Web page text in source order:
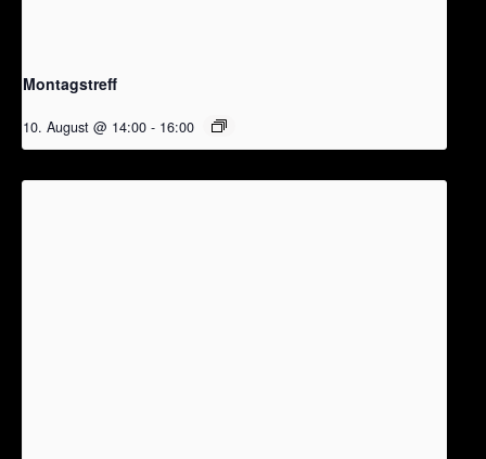
Montagstreff
10. August @ 14:00 - 16:00